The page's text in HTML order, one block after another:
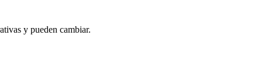
y pueden cambiar.